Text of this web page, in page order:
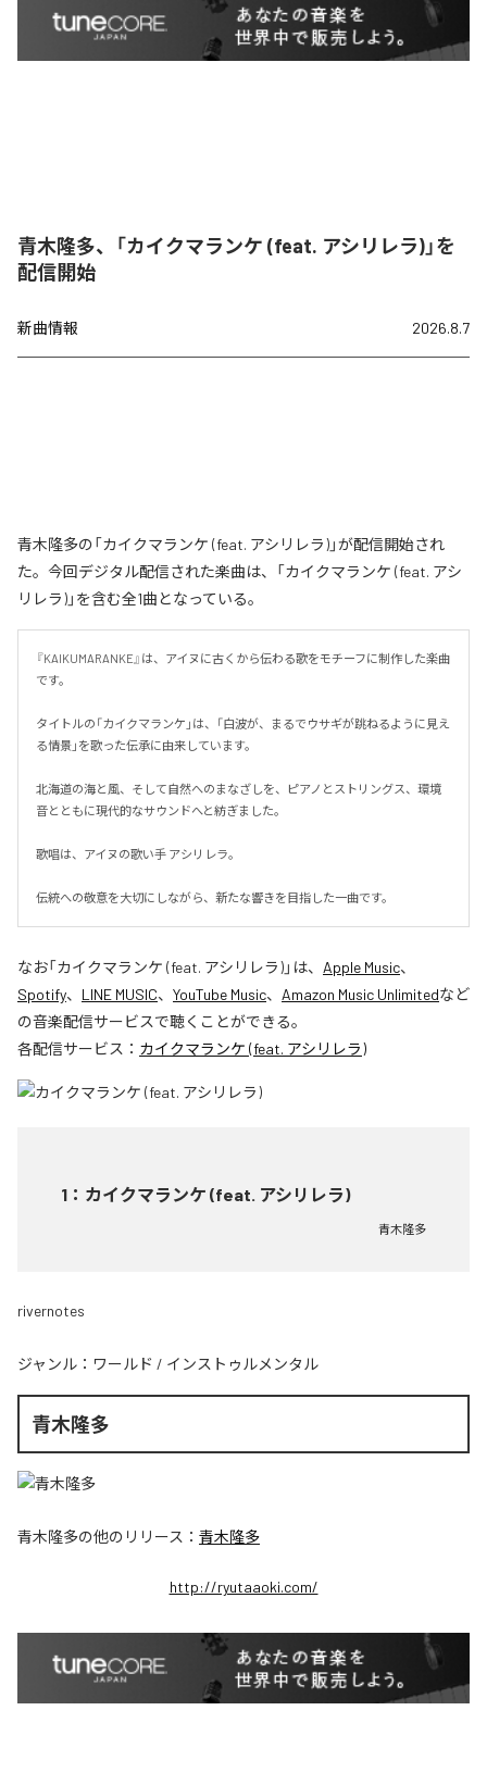
青木隆多、「カイクマランケ (feat. アシリレラ)」を
配信開始
新曲情報 2026.8.7
青木隆多の「カイクマランケ (feat. アシリレラ)」が配信開始され
た。今回デジタル配信された楽曲は、「カイクマランケ (feat. アシ
リレラ)」を含む全1曲となっている。
『KAIKUMARANKE』は、アイヌに古くから伝わる歌をモチーフに制作した楽曲
です。
タイトルの「カイクマランケ」は、「白波が、まるでウサギが跳ねるように見え
る情景」を歌った伝承に由来しています。
北海道の海と風、そして自然へのまなざしを、ピアノとストリングス、環境
音とともに現代的なサウンドへと紡ぎました。
歌唱は、アイヌの歌い手 アシリレラ。
伝統への敬意を大切にしながら、新たな響きを目指した一曲です。
なお「カイクマランケ (feat. アシリレラ)」は、 Apple Music、
Spotify、 LINE MUSIC、 YouTube Music、 Amazon Music Unlimitedなど
の音楽配信サービスで聴くことができる。
各配信サービス： カイクマランケ (feat. アシリレラ)
1 ： カイクマランケ (feat. アシリレラ)
青木隆多
rivernotes
ジャンル： ワールド / インストゥルメンタル
青木隆多
青木隆多の他のリリース： 青木隆多
http://ryutaaoki.com/